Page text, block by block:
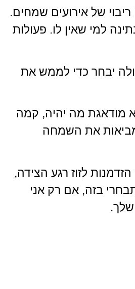
של אירועים שמחים.
למי שאין לו. פעולות
יבחר כדי לממש את
מודאגת מה יהיה, קמה
מביאות את השמחה
לזוז רגע הצידה,
בזה, אם רק אני